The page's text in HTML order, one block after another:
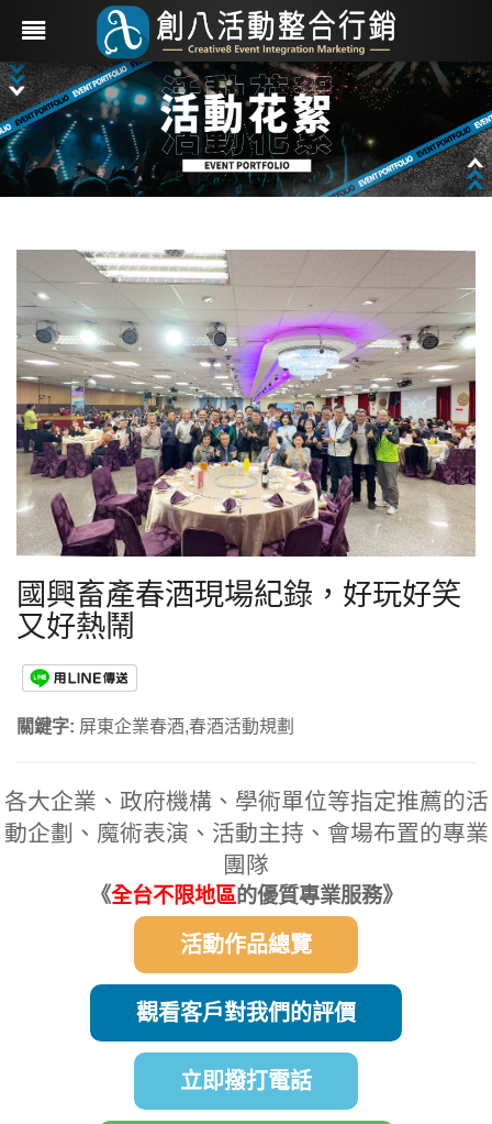
國興畜產春酒現場紀錄，好玩好笑
又好熱鬧
關鍵字: 屏東企業春酒,春酒活動規劃
各大企業、政府機構、學術單位等指定推薦的活
動企劃、魔術表演、活動主持、會場布置的專業
團隊
《全台不限地區的優質專業服務》
活動作品總覽
觀看客戶對我們的評價
立即撥打電話